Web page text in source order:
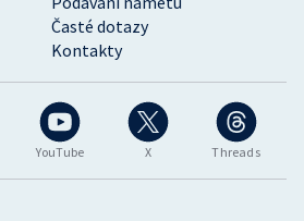
YouTube X Threads
Časté dotazy
Kontakty